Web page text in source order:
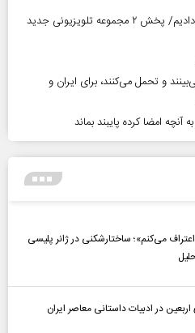
هنرمند منحصر‌به‌فردی را از دست دادیم/ پخش ۲ مجموعه تلویزیونی جدید
و تحمل می‌کنند، برای ایران و
آنچه امضا کرده پایبند بماند
می‌کنم»؛ ساختارشکنی در ژانر پلیسی
اربعین در ادبیات داستانی معاصر ایران